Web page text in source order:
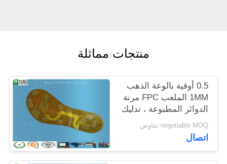
منتجات مماثلة
0.5 أوقية بالوعة الذهب
1MM الملعب FPC مرنة
الدوائر المطبوعة ، تدليك
القدم استخدام دائرة
فليكس
negotiable MOQ:تفاوض
اتصال